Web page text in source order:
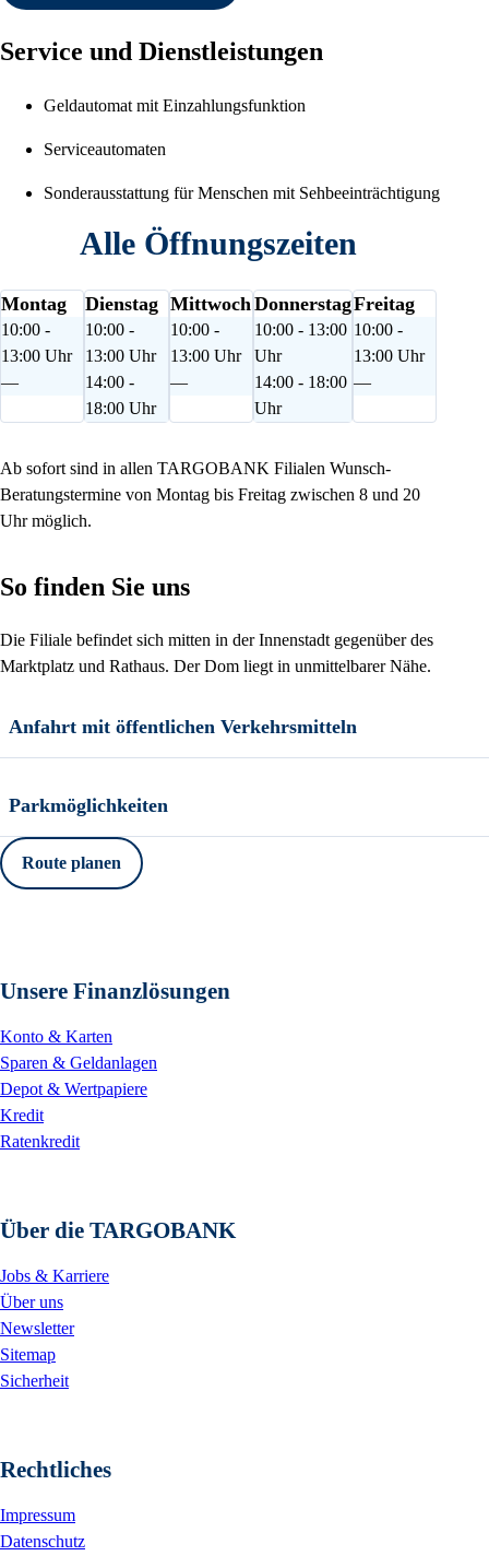
Service und Dienstleistungen
Geldautomat mit Einzahlungsfunktion
Serviceautomaten
Sonderausstattung für Menschen mit Sehbeeinträchtigung
Alle Öffnungszeiten
Montag
10:00 -
13:00 Uhr
—
Dienstag
10:00 -
13:00 Uhr
14:00 -
18:00 Uhr
Mittwoch
10:00 -
13:00 Uhr
—
Donnerstag
10:00 - 13:00
Uhr
14:00 - 18:00
Uhr
Freitag
10:00 -
13:00 Uhr
—
Ab sofort sind in allen TARGOBANK Filialen Wunsch-
Beratungstermine von Montag bis Freitag zwischen 8 und 20
Uhr möglich.
So finden Sie uns
Die Filiale befindet sich mitten in der Innenstadt gegenüber des
Marktplatz und Rathaus. Der Dom liegt in unmittelbarer Nähe.
Anfahrt mit öffentlichen Verkehrsmitteln
Parkmöglichkeiten
Route planen
Unsere Finanzlösungen
Konto & Karten
Sparen & Geldanlagen
Depot & Wertpapiere
Kredit
Ratenkredit
Über die TARGOBANK
Jobs & Karriere
Über uns
Newsletter
Sitemap
Sicherheit
Rechtliches
Impressum
Datenschutz